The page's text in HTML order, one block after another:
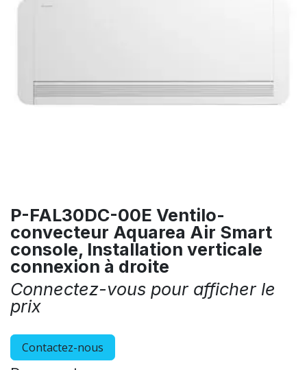
P-FAL30DC-00E Ventilo-
convecteur Aquarea Air Smart
console, Installation verticale
connexion à droite
Connectez-vous pour afficher le
prix
Contactez-nous